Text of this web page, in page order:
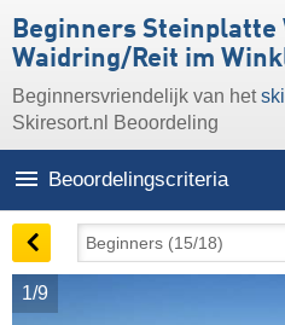
Beginners
Waidring/​Reit im
Beginnersvriendelijk van het
Skiresort.nl Beoordeling
Beoordelingscriteria
1/9